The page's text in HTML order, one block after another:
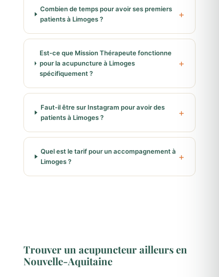
Combien de temps pour avoir ses premiers
patients à Limoges ?
Est-ce que Mission Thérapeute fonctionne
pour la acupuncture à Limoges
spécifiquement ?
Faut-il être sur Instagram pour avoir des
patients à Limoges ?
Quel est le tarif pour un accompagnement à
Limoges ?
Trouver un acupuncteur ailleurs en
Nouvelle-Aquitaine